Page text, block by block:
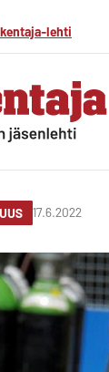
lehti
17.6.2022